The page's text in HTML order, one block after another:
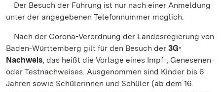
Der Besuch der Führung ist nur nach einer Anmeldung
unter der angegebenen Telefonnummer möglich.
Nach der Corona-Verordnung der Landesregierung von
Baden-Württemberg gilt für den Besuch der 3G-
Nachweis, das heißt die Vorlage eines Impf-, Genesenen-
oder Testnachweises. Ausgenommen sind Kinder bis 6
Jahren sowie Schülerinnen und Schüler (ab dem 16.